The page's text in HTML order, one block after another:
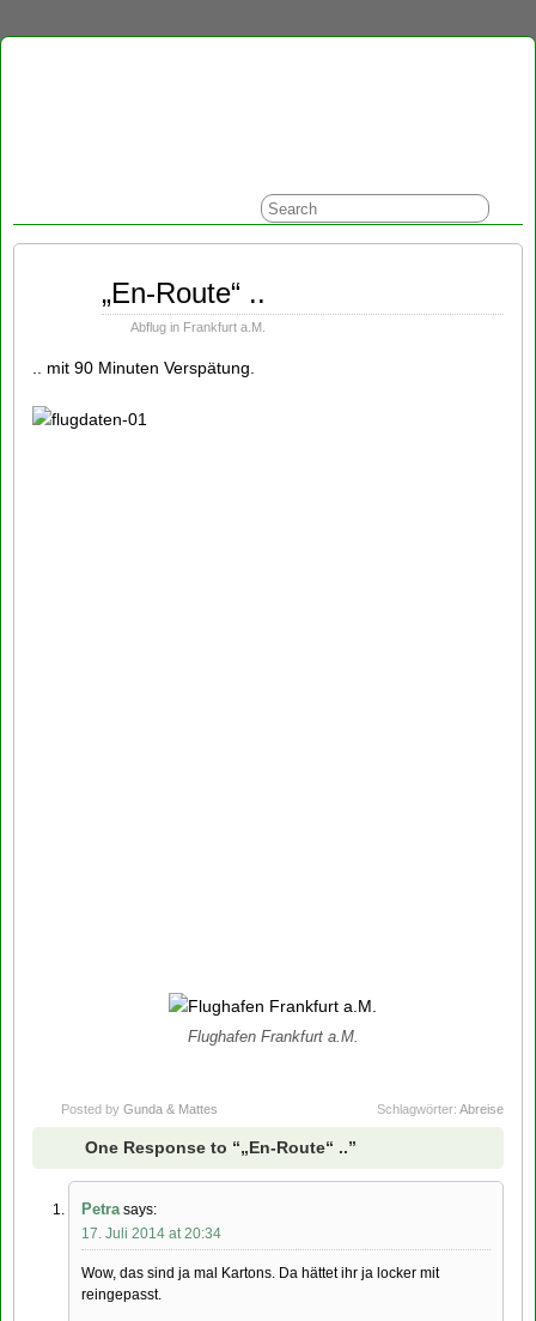
„En-Route“ ..
Abflug in Frankfurt a.M.
.. mit 90 Minuten Verspätung.
Flughafen Frankfurt a.M.
Posted by Gunda & Mattes Schlagwörter: Abreise
One Response to “„En-Route“ ..”
Petra says:
17. Juli 2014 at 20:34
Wow, das sind ja mal Kartons. Da hättet ihr ja locker mit
reingepasst.